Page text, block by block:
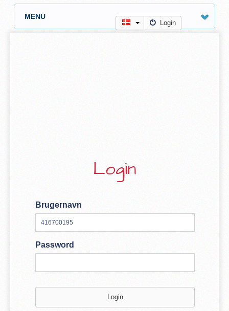
MENU
Login
Login
Brugernavn
Password